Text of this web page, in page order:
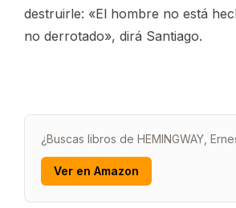
destruirle: «El hombre no está
no derrotado», dirá Santiago.
¿Buscas libros de HEMINGWAY,
Ver en Amazon